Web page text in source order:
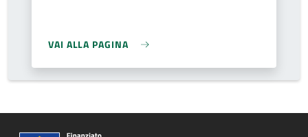
VAI ALLA PAGINA